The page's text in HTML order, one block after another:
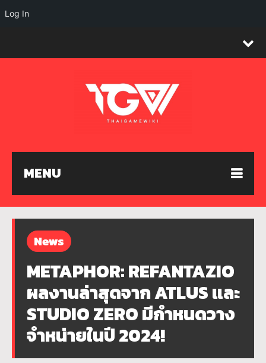
MENU
News
METAPHOR: REFANTAZIO
ผลงานล่าสุดจาก ATLUS และ
STUDIO ZERO มีกำหนดวาง
จำหน่ายในปี 2024!
Log In